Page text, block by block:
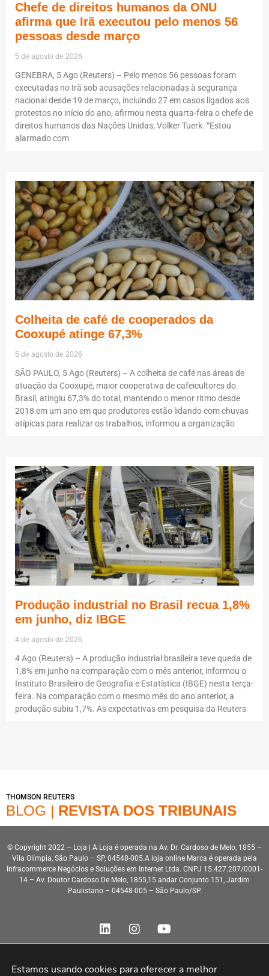
Chefe de direitos humanos da ONU
afirma que Irã executou pelo menos 56
pessoas desde março
5 de agosto de 2026
GENEBRA, 5 Ago (Reuters) – Pelo menos 56 pessoas foram
executadas no Irã sob acusações relacionadas à segurança
nacional desde 19 de março, incluindo 27 em casos ligados aos
protestos no início do ano, afirmou nesta quarta-feira o chefe de
direitos humanos das Nações Unidas, Volker Tuerk. “Estou
alarmado com
Colheita de café de cooperados da
Cooxupé atinge 67,3%
5 de agosto de 2026
SÃO PAULO, 5 Ago (Reuters) – A colheita de café nas áreas de
atuação da Cooxupé, maior cooperativa de cafeicultores do
Brasil, atingiu 67,3% do total, mantendo o menor ritmo desde
2018 em um ano em que produtores estão lidando com chuvas
atípicas para realizar os trabalhos, informou a organização
Produção industrial no Brasil recua 1,8%
em junho, diz IBGE
4 de agosto de 2026
4 Ago (Reuters) – A produção industrial brasileira teve queda de
1,8% em junho na comparação com o mês anterior, informou o
Instituto Brasileiro de Geografia e Estatística (IBGE) nesta terça-
feira. Na comparação com o mesmo mês do ano anterior, a
produção subiu 1,7%. As expectativas em pesquisa da Reuters
THOMSON REUTERS
BLOG | REVISTA DOS TRIBUNAIS
© Copyright 2022 – Loja | A Loja é operada na Av. Dr. Cardoso de Melo, 1855 –
Vila Olímpia, São Paulo – SP, 04548-005.A loja online Marca é operada pela
Infracommerce Negócios e Soluções em Internet Ltda. CNPJ 15.427.207/0001-
14 – Av. Doutor Cardoso De Melo, 1855,15 andar Conjunto 151, Jardim
Paulistano – 04548-005 – São Paulo/SP.
Estamos usando cookies para oferecer a melhor